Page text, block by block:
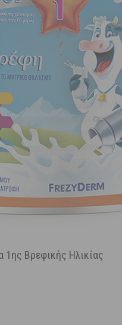
1ης Βρεφικής Ηλικίας